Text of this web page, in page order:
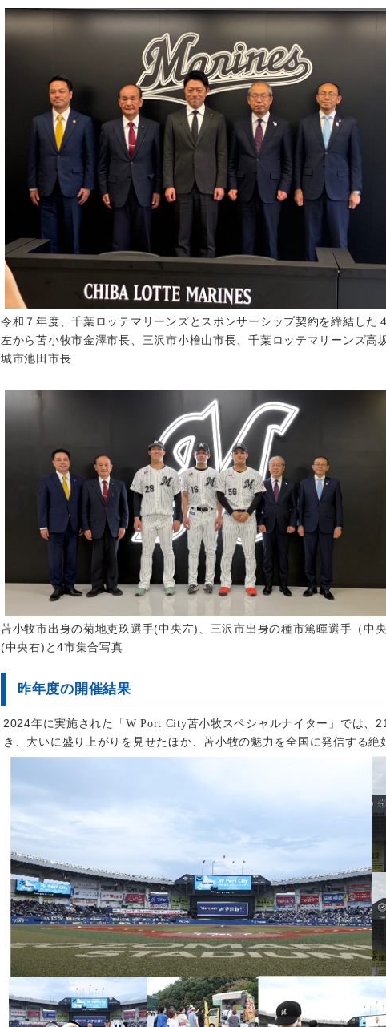
令和７年度、千葉ロッテマリーンズとスポンサーシップ契約を締結した
左から苫小牧市金澤市長、三沢市小檜山市長、千葉ロッテマリーンズ高
城市池田市長
苫小牧市出身の菊地吏玖選手(中央左)、三沢市出身の種市篤暉選手（中
(中央右)と4市集合写真
昨年度の開催結果
2024年に実施された「W Port City苫小牧スペシャルナイター」では、
き、大いに盛り上がりを見せたほか、苫小牧の魅力を全国に発信する絶